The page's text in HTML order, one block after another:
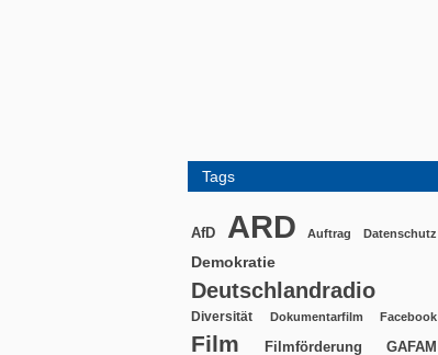
Tags
AfD ARD Auftrag Datenschutz
Demokratie
Deutschlandradio
Diversität Dokumentarfilm Facebook
Film Filmförderung GAFAM